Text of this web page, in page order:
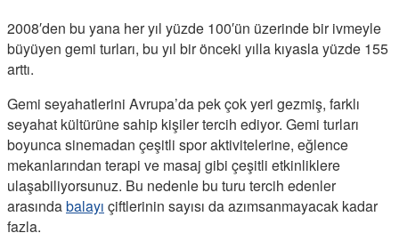
2008′den bu yana her yıl yüzde 100′ün üzerinde bir ivmeyle
büyüyen gemi turları, bu yıl bir önceki yılla kıyasla yüzde 155
arttı.
Gemi seyahatlerini Avrupa’da pek çok yeri gezmiş, farklı
seyahat kültürüne sahip kişiler tercih ediyor. Gemi turları
boyunca sinemadan çeşitli spor aktivitelerine, eğlence
mekanlarından terapi ve masaj gibi çeşitli etkinliklere
ulaşabiliyorsunuz. Bu nedenle bu turu tercih edenler
arasındabalayı çiftlerinin sayısı da azımsanmayacak kadar
fazla.